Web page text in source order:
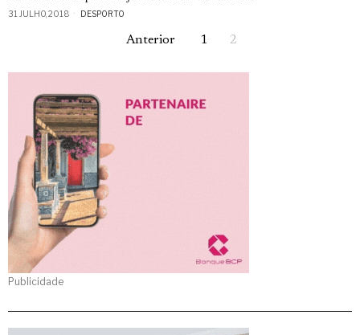
31 JULHO, 2018 DESPORTO
Anterior 1 2
Publicidade